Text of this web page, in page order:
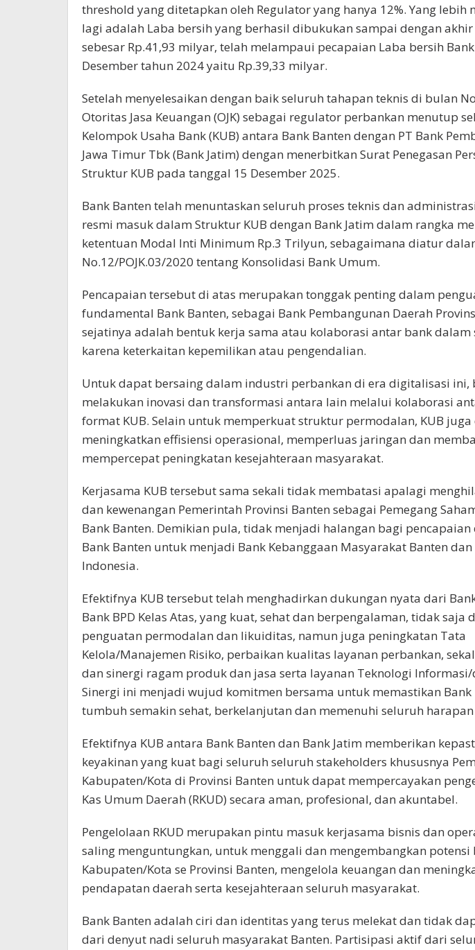
threshold yang ditetapkan oleh Regulator yang hanya 12%. Yang lebih
lagi adalah Laba bersih yang berhasil dibukukan sampai dengan akhir
sebesar Rp.41,93 milyar, telah melampaui pecapaian Laba bersih
Desember tahun 2024 yaitu Rp.39,33 milyar.
Setelah menyelesaikan dengan baik seluruh tahapan teknis di bulan
Otoritas Jasa Keuangan (OJK) sebagai regulator perbankan menutup
Kelompok Usaha Bank (KUB) antara Bank Banten dengan PT Bank
Jawa Timur Tbk (Bank Jatim) dengan menerbitkan Surat Penegasan
Struktur KUB pada tanggal 15 Desember 2025.
Bank Banten telah menuntaskan seluruh proses teknis dan
resmi masuk dalam Struktur KUB dengan Bank Jatim dalam rangka
ketentuan Modal Inti Minimum Rp.3 Trilyun, sebagaimana diatur
No.12/POJK.03/2020 tentang Konsolidasi Bank Umum.
Pencapaian tersebut di atas merupakan tonggak penting dalam
fundamental Bank Banten, sebagai Bank Pembangunan Daerah
sejatinya adalah bentuk kerja sama atau kolaborasi antar bank
karena keterkaitan kepemilikan atau pengendalian.
Untuk dapat bersaing dalam industri perbankan di era digitalisasi ini,
melakukan inovasi dan transformasi antara lain melalui kolaborasi
format KUB. Selain untuk memperkuat struktur permodalan, KUB
meningkatkan effisiensi operasional, memperluas jaringan dan
mempercepat peningkatan kesejahteraan masyarakat.
Kerjasama KUB tersebut sama sekali tidak membatasi apalagi
dan kewenangan Pemerintah Provinsi Banten sebagai Pemegang
Bank Banten. Demikian pula, tidak menjadi halangan bagi
Bank Banten untuk menjadi Bank Kebanggaan Masyarakat Banten
Indonesia.
Efektifnya KUB tersebut telah menghadirkan dukungan nyata dari
Bank BPD Kelas Atas, yang kuat, sehat dan berpengalaman, tidak saja
penguatan permodalan dan likuiditas, namun juga peningkatan Tata
Kelola/Manajemen Risiko, perbaikan kualitas layanan perbankan,
dan sinergi ragam produk dan jasa serta layanan Teknologi
Sinergi ini menjadi wujud komitmen bersama untuk memastikan
tumbuh semakin sehat, berkelanjutan dan memenuhi seluruh
Efektifnya KUB antara Bank Banten dan Bank Jatim memberikan
keyakinan yang kuat bagi seluruh seluruh stakeholders khususnya
Kabupaten/Kota di Provinsi Banten untuk dapat mempercayakan
Kas Umum Daerah (RKUD) secara aman, profesional, dan akuntabel.
Pengelolaan RKUD merupakan pintu masuk kerjasama bisnis dan
saling menguntungkan, untuk menggali dan mengembangkan potensi
Kabupaten/Kota se Provinsi Banten, mengelola keuangan dan
pendapatan daerah serta kesejahteraan seluruh masyarakat.
Bank Banten adalah ciri dan identitas yang terus melekat dan tidak
dari denyut nadi seluruh masyarakat Banten. Partisipasi aktif dari